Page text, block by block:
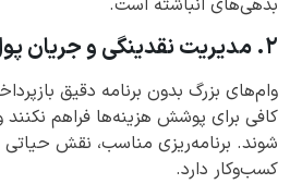
بدهی‌های انباشته است.
۲. مدیریت نقدینگی و جریان پول
وام‌های بزرگ بدون برنامه دقیق
کافی برای پوشش هزینه‌ها فراهم
شوند. برنامه‌ریزی مناسب، نقش
کسب‌وکار دارد.